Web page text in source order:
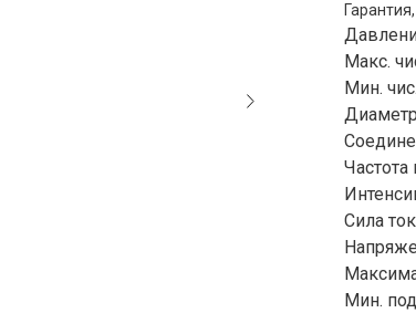
Макс.
Мин.
Сила
Мин.